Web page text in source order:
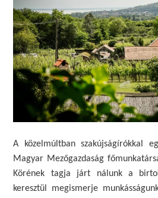
A közelmúltban szakújságírókkal
Magyar Mezőgazdaság
Körének tagja járt nálunk a
keresztül megismerje